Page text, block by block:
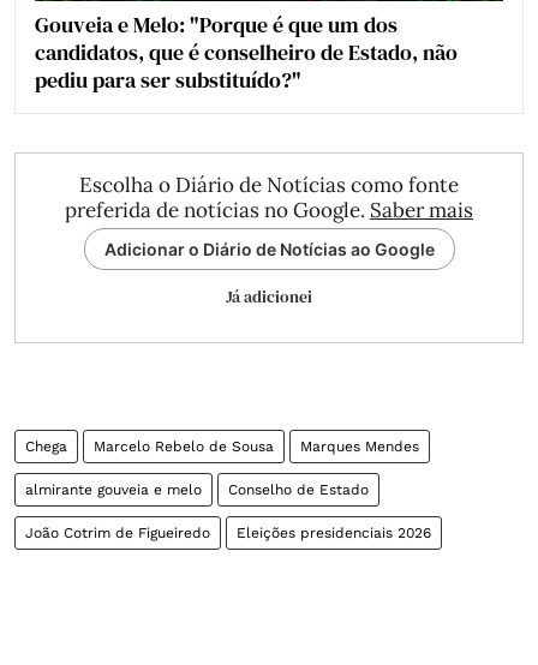
Gouveia e Melo: "Porque é que um dos
candidatos, que é conselheiro de Estado, não
pediu para ser substituído?"
Escolha o Diário de Notícias como fonte
preferida de notícias no Google. Saber mais
Adicionar o Diário de Notícias ao Google
Já adicionei
Chega Marcelo Rebelo de Sousa Marques Mendes
almirante gouveia e melo Conselho de Estado
João Cotrim de Figueiredo Eleições presidenciais 2026